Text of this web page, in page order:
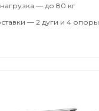
— до 80 кг
— 2 дуги и 4 опоры